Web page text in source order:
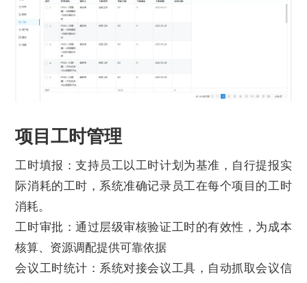
项目工时管理
工时填报：支持员工以工时计划为基准，自行提报实
际消耗的工时，系统准确记录员工在每个项目的工时
消耗。
工时审批：通过层级审核验证工时的有效性，为成本
核算、资源调配提供可靠依据
会议工时统计：系统对接会议工具，自动抓取会议信